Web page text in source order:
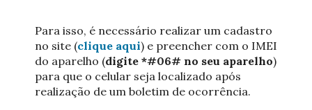
Para isso, é necessário realizar um cadastro
no site (clique aqui) e preencher com o IMEI
do aparelho (digite *#06# no seu aparelho)
para que o celular seja localizado após
realização de um boletim de ocorrência.